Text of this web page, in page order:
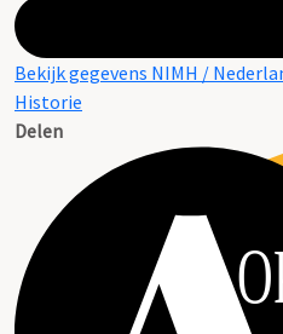
Bekijk gegevens NIMH /
Historie
Delen